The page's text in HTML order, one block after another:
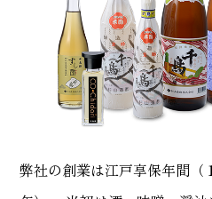
弊社の創業は江戸享保年間（